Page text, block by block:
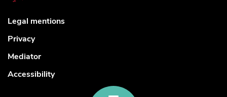
Legal mentions
Privacy
Mediator
Accessibility